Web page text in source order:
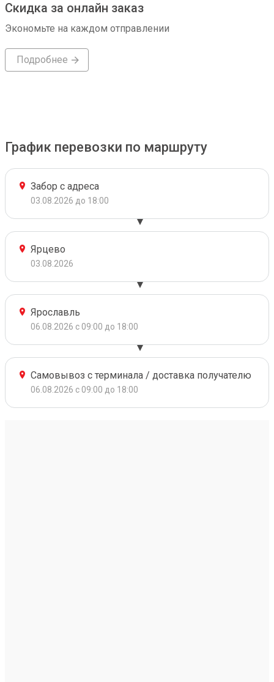
Скидка за онлайн заказ
Экономьте на каждом отправлении
Подробнее
График перевозки по маршруту
Забор с адреса
03.08.2026 до 18:00
Ярцево
03.08.2026
Ярославль
06.08.2026 с 09:00 до 18:00
Самовывоз с терминала / доставка получателю
06.08.2026 с 09:00 до 18:00